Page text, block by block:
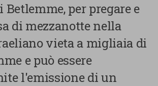
per pregare e
di mezzanotte nella
vieta a migliaia di
e può essere
l'emissione di un